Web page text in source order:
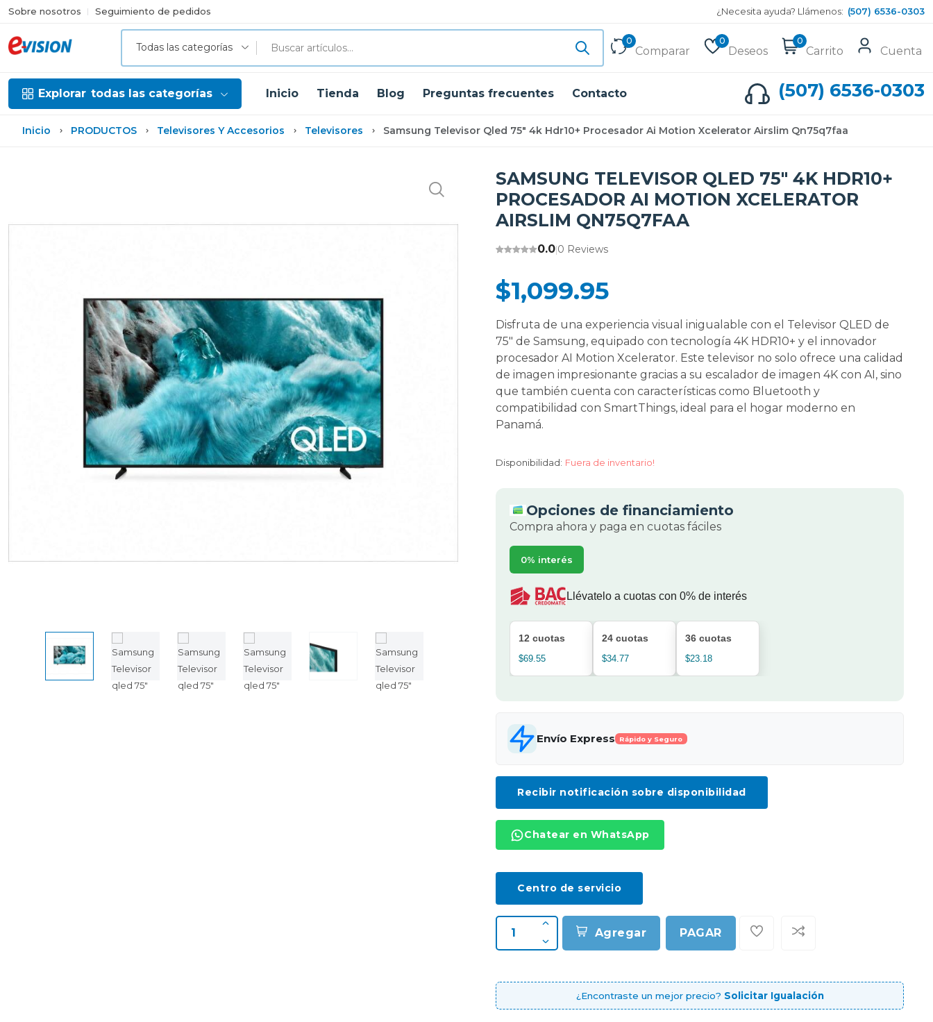
Sobre nosotros Seguimiento de pedidos ¿Necesita ayuda? Llámenos: (507) 6536-0303
Todas las categorías
0
Comparar
0
Deseos
0
Carrito Cuenta
Explorar todas las categorías Inicio Tienda Blog Preguntas frecuentes Contacto (507) 6536-0303
Inicio PRODUCTOS Televisores Y Accesorios Televisores Samsung Televisor Qled 75" 4k Hdr10+ Procesador Ai Motion Xcelerator Airslim Qn75q7faa
SAMSUNG TELEVISOR QLED 75" 4K HDR10+
PROCESADOR AI MOTION XCELERATOR
AIRSLIM QN75Q7FAA
0.0|0 Reviews
$1,099.95
Disfruta de una experiencia visual inigualable con el Televisor QLED de
75" de Samsung, equipado con tecnología 4K HDR10+ y el innovador
procesador AI Motion Xcelerator. Este televisor no solo ofrece una calidad
de imagen impresionante gracias a su escalador de imagen 4K con AI, sino
que también cuenta con características como Bluetooth y
compatibilidad con SmartThings, ideal para el hogar moderno en
Panamá.
Disponibilidad: Fuera de inventario!
Opciones de financiamiento
Compra ahora y paga en cuotas fáciles
0% interés
Llévatelo a cuotas con 0% de interés
12 cuotas
$69.55
24 cuotas
$34.77
36 cuotas
$23.18
Envío Express Rápido y Seguro
Recibir notificación sobre disponibilidad
Chatear en WhatsApp
Centro de servicio
Agregar PAGAR
¿Encontraste un mejor precio? Solicitar Igualación